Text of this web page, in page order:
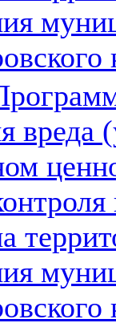
вреда